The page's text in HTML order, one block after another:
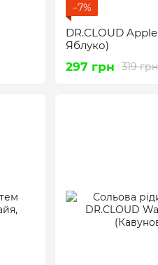
−7%
DR.CLOUD
Яблуко)
319 грн
297 грн